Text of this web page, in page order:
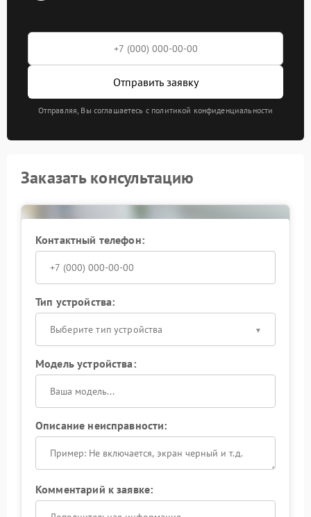
Отправить заявку
Отправляя, Вы соглашаетесь с политикой конфиденциальности
Заказать консультацию
Контактный телефон:
Тип устройства:
Выберите тип устройства
Модель устройства:
Описание неисправности:
Комментарий к заявке: